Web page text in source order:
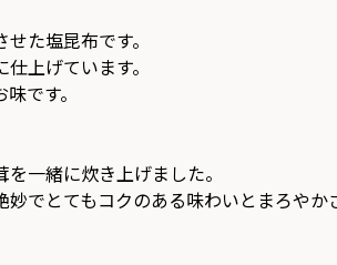
た塩昆布です。
上げています。
です。
一緒に炊き上げました。
でとてもコクのある味わいとまろやか